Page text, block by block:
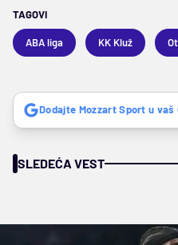
TAGOVI
ABA liga KK Kluž
Dodajte Mozzart Sport u vaš
SLEDEĆA VEST